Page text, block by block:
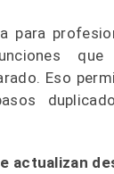
para
que
Eso
actualizan